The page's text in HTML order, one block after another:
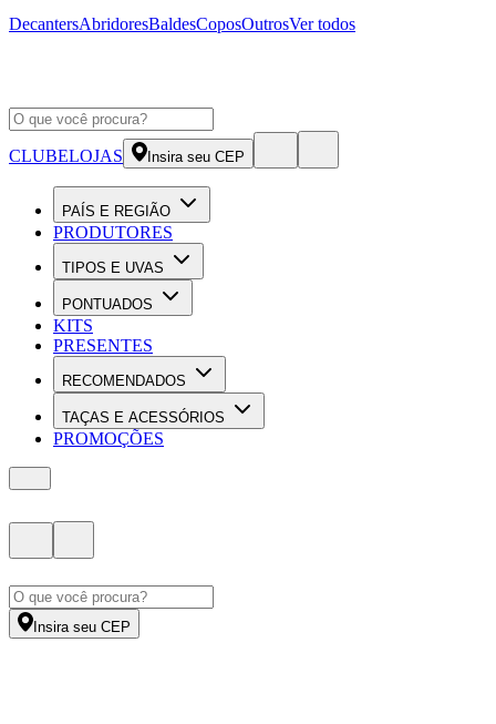
DecantersAbridoresBaldesCoposOutrosVer todos
CLUBELOJAS Insira seu CEP
PAÍS E REGIÃO
PRODUTORES
TIPOS E UVAS
PONTUADOS
KITS
PRESENTES
RECOMENDADOS
TAÇAS E ACESSÓRIOS
PROMOÇÕES
Insira seu CEP